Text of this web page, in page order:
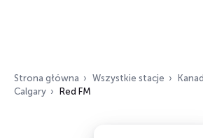
Strona główna Wszystkie stacje
Calgary
Red FM